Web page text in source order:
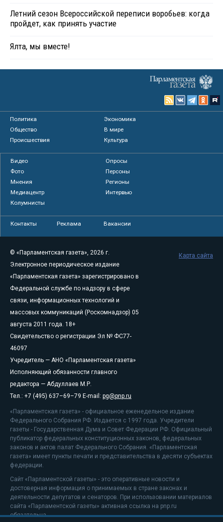
Летний сезон Всероссийской переписи воробьев: когда
пройдет, как принять участие
Ялта, мы вместе!
Политика
Экономика
Общество
В мире
Происшествия
Культура
Видео
Опросы
Фото
Персоны
Мнения
Регионы
Медиацентр
Интервью
Колумнисты
Контакты Реклама Вакансии
© «Парламентская газета», 2026 г.
Электронное периодическое издание
«Парламентская газета» зарегистрировано в
Федеральной службе по надзору в сфере
связи, информационных технологий и
массовых коммуникаций (Роскомнадзор) 05
августа 2011 года. 18+
Свидетельство о регистрации Эл № ФС77-
46097
Учредитель — АНО «Парламентская газета»
Исполняющий обязанности главного
редактора — Абдуллаев М.Р.
Тел.: +7 (495) 637–69–79 E-mail: pg@pnp.ru
«Парламентская газета» - официальное еженедельное издание
Федерального Собрания РФ. Издается с 1997 года. Учредители
газеты - Государственная Дума и Совет Федерации РФ. Официальный
публикатор федеральных конституционных законов, федеральных
законов и актов палат Федерального Собрания. «Парламентская
газета» имеет пункты печати и представительства в десяти субъектах
федерации.
Сайт «Парламентской газеты» - это оперативные новости и
достоверная информация о принимаемых в стране законах и
деятельности депутатов и сенаторов. При использовании материалов
сайта «Парламентской газеты» активная ссылка на pnp.ru
обязательна.
Карта сайта